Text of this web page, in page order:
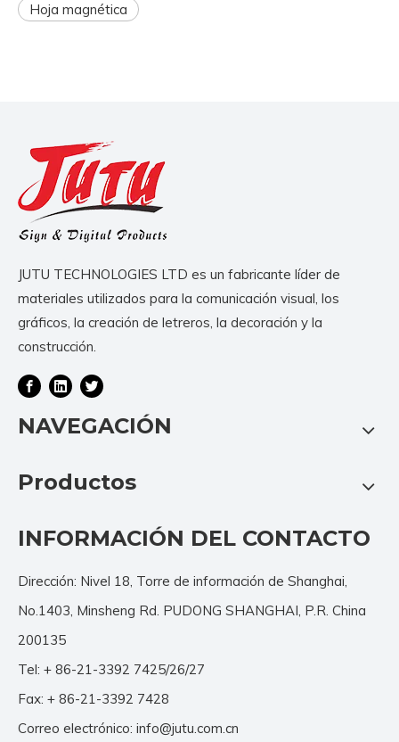
Hoja magnética
JUTU TECHNOLOGIES LTD es un fabricante líder de
materiales utilizados para la comunicación visual, los
gráficos, la creación de letreros, la decoración y la
construcción.
NAVEGACIÓN
Productos
INFORMACIÓN DEL CONTACTO
Dirección: Nivel 18, Torre de información de Shanghai,
No.1403, Minsheng Rd. PUDONG SHANGHAI, P.R. China
200135
Tel: + 86-21-3392 7425/26/27
Fax: + 86-21-3392 7428
Correo electrónico: info@jutu.com.cn